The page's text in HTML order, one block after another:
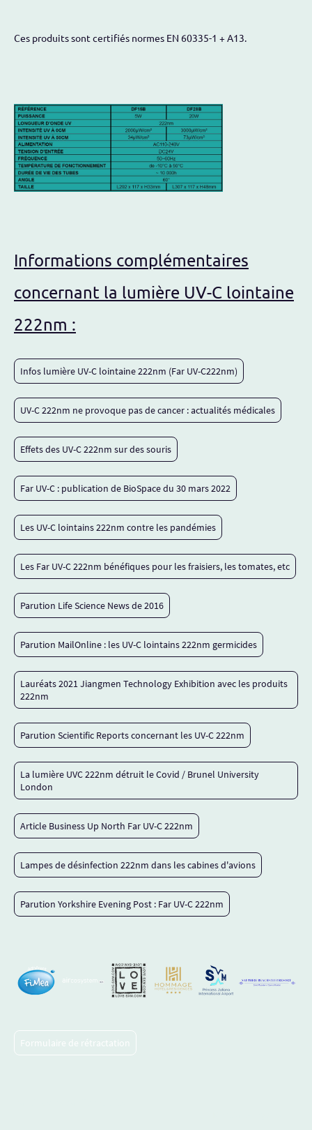
Ces produits sont certifiés normes EN 60335-1 + A13.
Informations complémentaires
concernant la lumière UV-C lointaine
222nm :
Infos lumière UV-C lointaine 222nm (Far UV-C222nm)
UV-C 222nm ne provoque pas de cancer : actualités médicales
Effets des UV-C 222nm sur des souris
Far UV-C : publication de BioSpace du 30 mars 2022
Les UV-C lointains 222nm contre les pandémies
Les Far UV-C 222nm bénéfiques pour les fraisiers, les tomates, etc
Parution Life Science News de 2016
Parution MailOnline : les UV-C lointains 222nm germicides
Lauréats 2021 Jiangmen Technology Exhibition avec les produits
222nm
Parution Scientific Reports concernant les UV-C 222nm
La lumière UVC 222nm détruit le Covid / Brunel University
London
Article Business Up North Far UV-C 222nm
Lampes de désinfection 222nm dans les cabines d'avions
Parution Yorkshire Evening Post : Far UV-C 222nm
Formulaire de rétractation